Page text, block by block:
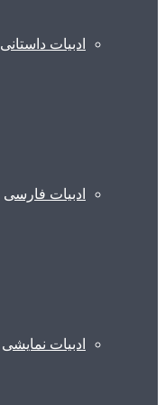
ادبیات داستانی
ادبیات فارسی
ادبیات نمایشی